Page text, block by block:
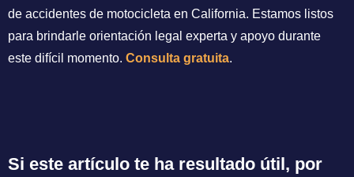
de accidentes de motocicleta en California. Estamos listos
para brindarle orientación legal experta y apoyo durante
este difícil momento. Consulta gratuita.
Si este artículo te ha resultado útil, por